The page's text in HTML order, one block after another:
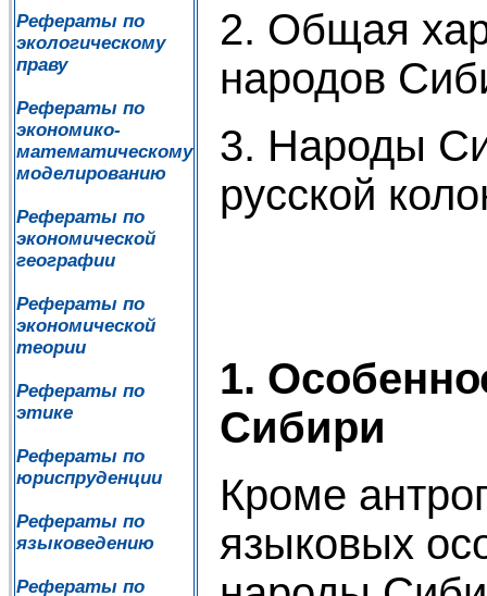
Рефераты по
экологическому
праву
Рефераты по
экономико-
математическому
моделированию
Рефераты по
экономической
географии
Рефераты по
экономической
теории
Рефераты по
этике
Рефераты по
юриспруденции
Рефераты по
языковедению
Рефераты по
2. Общая
народов
3. Народы
русской
1.
Сибири
Кроме
языковых